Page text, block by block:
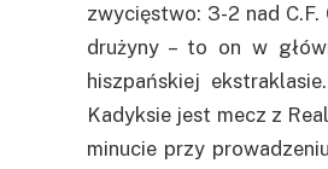
zwycięstwo: 3-2 nad
drużyny – to on w
hiszpańskiej
Kadyksie jest mecz z
minucie przy